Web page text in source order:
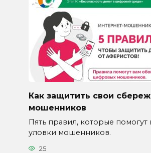
Как защитить свои
мошенников
Пять правил, которые помогут
уловки мошенников.
25